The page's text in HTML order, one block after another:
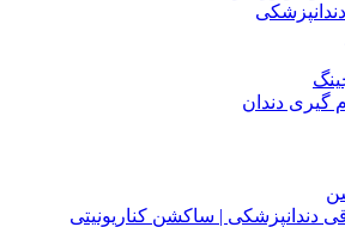
گیری دندان
دندانپزشکی | ساکشن کناریونیتی